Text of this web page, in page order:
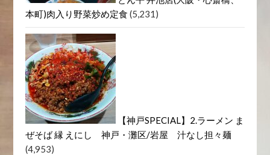
本町)肉入り野菜炒め定食 (5,231)
【神戸SPECIAL】2.ラーメン ま
ぜそば 縁 えにし 神戸・灘区/岩屋 汁なし担々麺
(4,953)